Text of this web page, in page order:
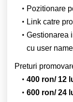
Pozitionare
Link catre
Gestionarea
cu user
Preturi
400 ron/ 12
600 ron/ 24